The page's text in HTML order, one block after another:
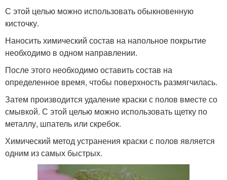
С этой целью можно использовать обыкновенную
кисточку.
Наносить химический состав на напольное покрытие
необходимо в одном направлении.
После этого необходимо оставить состав на
определенное время, чтобы поверхность размягчилась.
Затем производится удаление краски с полов вместе со
смывкой. С этой целью можно использовать щетку по
металлу, шпатель или скребок.
Химический метод устранения краски с полов является
одним из самых быстрых.